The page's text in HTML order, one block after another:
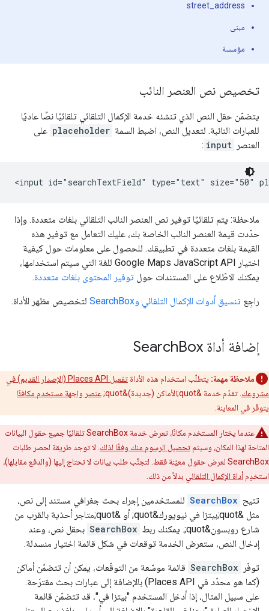
street_address
مبنى
مؤسسة
تخصيص نص العنصر النائب
يتضمّن حقل النص الذي تنشئه خدمة الإكمال التلقائي تلقائيًا نصًا عاديًا
للعبارات النائبة. لتعديل النص، اضبط السمة placeholder على
العنصر input
:
<input id="searchTextField" type="text" size="50"
ملاحظة: يتم تلقائيًا توفير نص العنصر النائب التلقائي بلغات متعددة. وإذا
حدّدت قيمة العنصر النائب الخاصة بك، عليك التعامل مع توفير هذه
القيمة بلغات متعددة في تطبيقك. للحصول على معلومات حول كيفية
اختيار Google Maps JavaScript API للغة التي سيتم استخدامها،
يمكنك الاطّلاع على المستندات حول توفير المحتوى بلغات متعددة.
راجِع تنسيق أدوات الإكمال التلقائي وSearchBox لتخصيص مظهر الأداة.
إضافة أداة Search Box
ملاحظة مهمة: يتطلّب استخدام هذه الأداة
تفعيل Places API (الإصدار القديم) في
مشروعك. تقدّم خدمة &quot;الأماكن (جديدة)&quot;
عنصر واجهة مستخدم مكافئًا
يتوفّر في المعاينة.
عندما يختار المستخدم مكانًا، تعرض خدمة SearchBox تلقائيًا جميع حقول البيانات
المتاحة لهذا المكان، وسيتم تحصيل الرسوم منك وفقًا لذلك. لا توجد طريقة لحصر طلبات
SearchBox لعرض حقول معيّنة فقط. لتجنُّب طلب بيانات لا تحتاج إليها (والدفع مقابلها)،
استخدِم أداة الإكمال التلقائي بدلاً من ذلك.
تتيح SearchBox للمستخدمين إجراء بحث جغرافي مستند إلى نص،
مثل &quot;بيتزا في نيويورك&quot; أو &quot;متاجر أحذية بالقرب من
شارع روبسون&quot;. يمكنك ربط
SearchBox بحقل نص، وعند
إدخال النص، ستعرض الخدمة توقعات في شكل قائمة اختيار منسدلة.
توفّر SearchBox قائمة موسّعة من التوقّعات، يمكن أن تتضمّن أماكن
(كما هو محدّد في Places API) بالإضافة إلى عبارات بحث مقترَحة.
على سبيل المثال، إذا أدخل المستخدم "بيتزا في"، قد تتضمّن قائمة